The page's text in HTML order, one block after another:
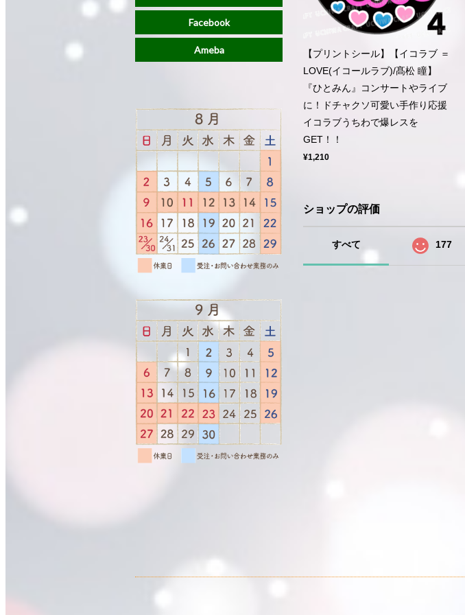
【プリントシール】【イコラブ ＝
LOVE(イコールラブ)/髙松 瞳】
『ひとみん』コンサートやライブ
に！ドチャクソ可愛い手作り応援
イコラブうちわで爆レスを
GET！！
¥1,210
ショップの評価
すべて 177
Facebook
Ameba